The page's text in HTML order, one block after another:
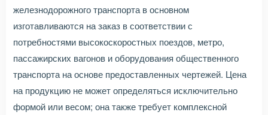
железнодорожного транспорта в основном
изготавливаются на заказ в соответствии с
потребностями высокоскоростных поездов, метро,
пассажирских вагонов и оборудования общественного
транспорта на основе предоставленных чертежей. Цена
на продукцию не может определяться исключительно
формой или весом; она также требует комплексной